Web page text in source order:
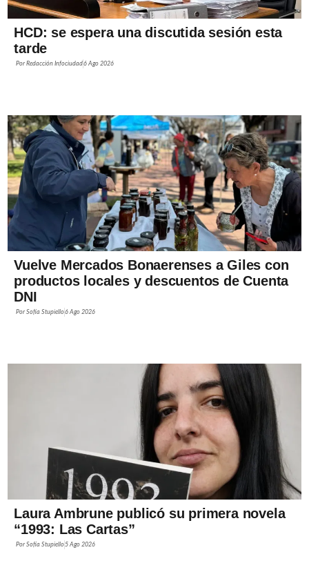
HCD: se espera una discutida sesión esta
tarde
PorRedacción Infociudad6 Ago 2026
Vuelve Mercados Bonaerenses a Giles con
productos locales y descuentos de Cuenta
DNI
PorSofía Stupiello6 Ago 2026
Laura Ambrune publicó su primera novela
“1993: Las Cartas”
PorSofía Stupiello5 Ago 2026